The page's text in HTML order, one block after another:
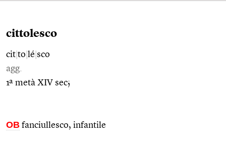
cittolesco
cit to lé sco
agg.
1ª metà XIV sec;
OB fanciullesco, infantile